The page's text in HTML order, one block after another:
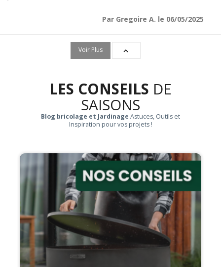
Par Gregoire A. le 06/05/2025
Voir Plus 
LES CONSEILS DE
SAISONS
Blog bricolage et Jardinage Astuces, Outils et
Inspiration pour vos projets !